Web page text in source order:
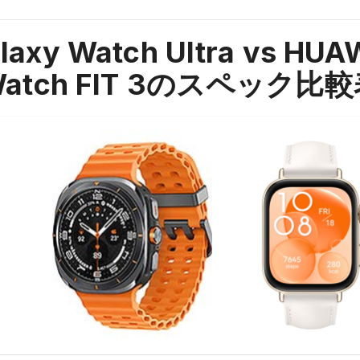
Watch Ultra vs
FIT 3のスペック比